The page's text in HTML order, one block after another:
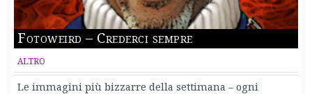
Fotoweird – Crederci sempre
ALTRO
Le immagini più bizzarre della settimana – ogni